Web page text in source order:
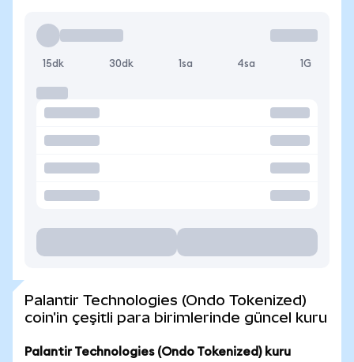
15dk 30dk 1sa 4sa 1G
Palantir Technologies (Ondo Tokenized)
coin'in çeşitli para birimlerinde güncel kuru
Palantir Technologies (Ondo Tokenized) kuru